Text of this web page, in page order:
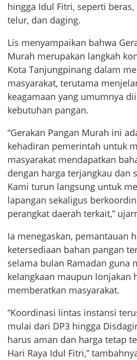
hingga Idul Fitri, seperti
telur, dan daging.
Lis menyampaikan bahwa
Murah merupakan langkah
Kota Tanjungpinang dalam
masyarakat, terutama
keagamaan yang umumnya
kebutuhan pangan.
“Gerakan Pangan Murah ini
kehadiran pemerintah untuk
masyarakat mendapatkan
dengan harga terjangkau dan
Kami turun langsung untuk
lapangan sekaligus
perangkat daerah terkait,”
Ia menegaskan, pemantauan
ketersediaan bahan pangan
selama bulan Ramadan guna
kelangkaan maupun lonjakan
memberatkan masyarakat.
“Koordinasi lintas instansi
mulai dari DP3 hingga
harus aman dan harga tetap
Hari Raya Idul Fitri,”